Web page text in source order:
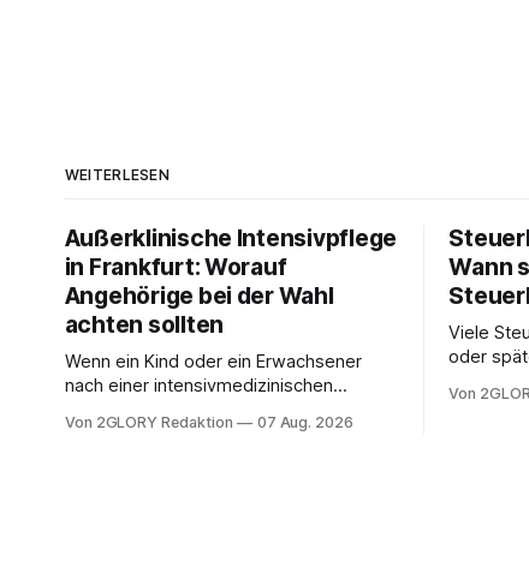
WEITERLESEN
Außerklinische Intensivpflege
in Frankfurt: Worauf
Angehörige bei der Wahl
achten sollten
Wenn ein Kind oder ein Erwachsener
nach einer intensivmedizinischen
oder eine engmaschige pflegerische
Von 2GLORY Redaktion 07 Aug. 2026
Wann
Viele
oder
sich die
Von